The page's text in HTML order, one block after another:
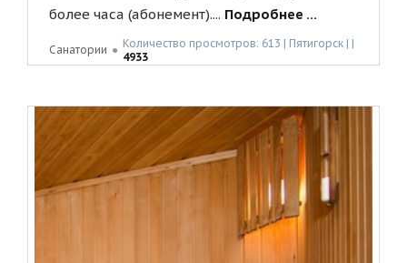
более часа (абонемент).... Подробнее ...
Санатории ● Количество просмотров: 613 | Пятигорск | |
4933